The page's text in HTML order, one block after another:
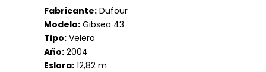
Fabricante: Dufour
Modelo: Gibsea 43
Tipo: Velero
Año: 2004
Eslora: 12,82 m